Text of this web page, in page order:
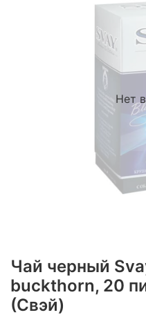
Нет
Чай черный
buckthorn, 20
(Свэй)